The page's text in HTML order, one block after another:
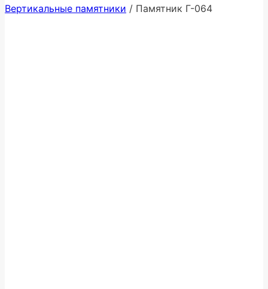
Вертикальные памятники / Памятник Г-064